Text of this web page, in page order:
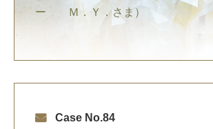
ー Ｍ．Ｙ．さま）
Case No.84